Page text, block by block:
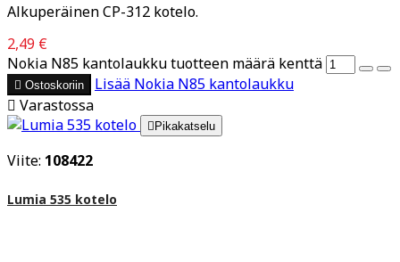
Alkuperäinen CP-312 kotelo.
2,49 €
Nokia N85 kantolaukku tuotteen määrä kenttä
 Ostoskoriin Lisää Nokia N85 kantolaukku
 Varastossa
Pikakatselu
Viite: 108422
Lumia 535 kotelo